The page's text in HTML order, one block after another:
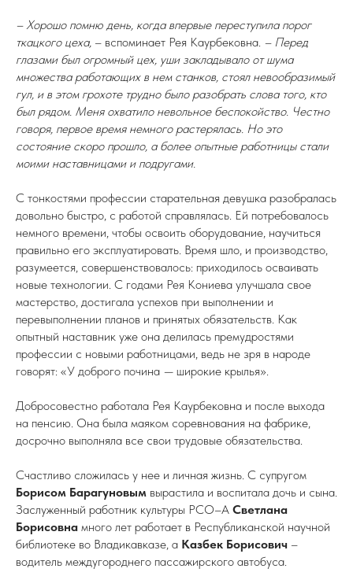
– Хорошо помню день, когда впервые переступила порог
ткацкого цеха, – вспоминает Рея Каурбековна. – Перед
глазами был огромный цех, уши закладывало от шума
множества работающих в нем станков, стоял невообразимый
гул, и в этом грохоте трудно было разобрать слова того, кто
был рядом. Меня охватило невольное беспокойство. Честно
говоря, первое время немного растерялась. Но это
состояние скоро прошло, а более опытные работницы стали
моими наставницами и подругами.
С тонкостями профессии старательная девушка разобралась
довольно быстро, с работой справлялась. Ей потребовалось
немного времени, чтобы освоить оборудование, научиться
правильно его эксплуатировать. Время шло, и производство,
разумеется, совершенствовалось: приходилось осваивать
новые технологии. С годами Рея Кониева улучшала свое
мастерство, достигала успехов при выполнении и
перевыполнении планов и принятых обязательств. Как
опытный наставник уже она делилась премудростями
профессии с новыми работницами, ведь не зря в народе
говорят: «У доброго почина — широкие крылья».
Добросовестно работала Рея Каурбековна и после выхода
на пенсию. Она была маяком соревнования на фабрике,
досрочно выполняла все свои трудовые обязательства.
Счастливо сложилась у нее и личная жизнь. С супругом
Борисом Барагуновым вырастила и воспитала дочь и сына.
Заслуженный работник культуры РСО–А Светлана
Борисовна много лет работает в Республиканской научной
библиотеке во Владикавказе, а Казбек Борисович –
водитель междугороднего пассажирского автобуса.